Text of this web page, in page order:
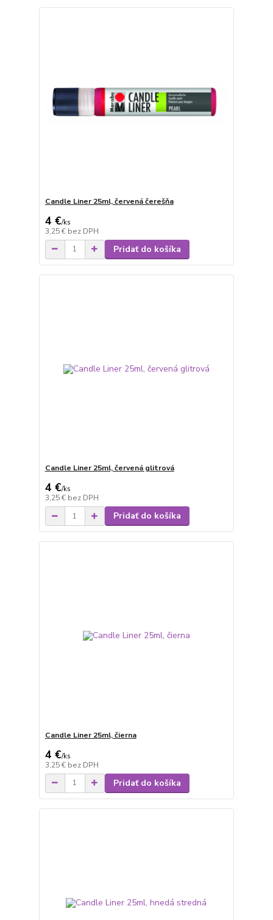
Candle Liner 25ml, červená čerešňa
4 €/ks
3,25 € bez DPH
Pridať do košíka
Candle Liner 25ml, červená glitrová
4 €/ks
3,25 € bez DPH
Pridať do košíka
Candle Liner 25ml, čierna
4 €/ks
3,25 € bez DPH
Pridať do košíka